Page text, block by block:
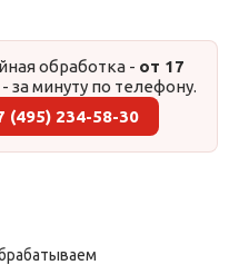
обработка - от 17
за минуту по телефону.
(495) 234-58-30